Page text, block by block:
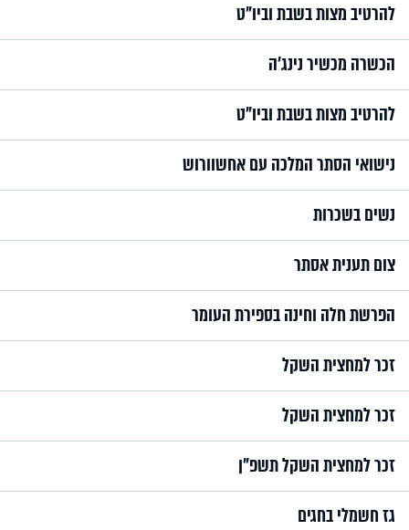
להרטיב מצות בשבת וביו"ט
הכשרה מכשיר נינג'ה
להרטיב מצות בשבת וביו"ט
נישואי הסתר המלכה עם אחשוורוש
נשים בשכרות
צום תענית אסתר
הפרשת חלה וחינה בספירת העומר
זכר למחצית השקל
זכר למחצית השקל
זכר למחצית השקל תשפ"ן
גז חשמלי בחגים